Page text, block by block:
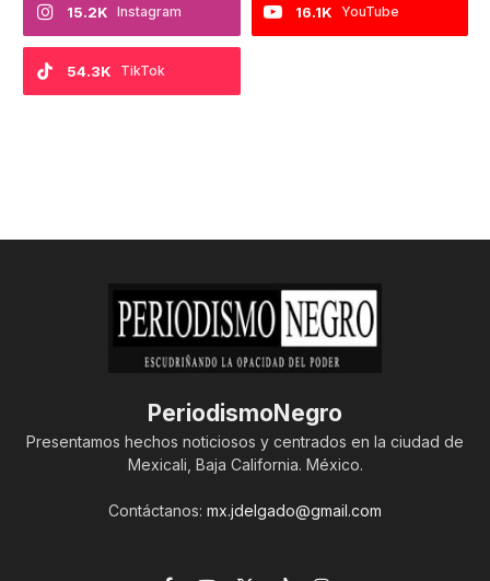
Instagram
15.2K YouTube
16.1K
TikTok
54.3K
PeriodismoNegro
Presentamos hechos noticiosos y centrados en la ciudad de
Mexicali, Baja California. México.
Contáctanos: mx.jdelgado@gmail.com